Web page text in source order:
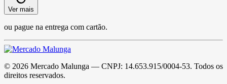
Ver mais
ou pague na entrega com cartão.
© 2026 Mercado Malunga — CNPJ: 14.653.915/0004-53. Todos os
direitos reservados.